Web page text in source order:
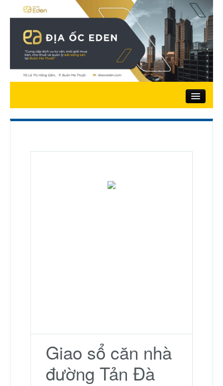
Trang chủ
Thành Phố Cà Phê
Ecocity Premia
Giao sổ căn nhà
đường Tản Đà